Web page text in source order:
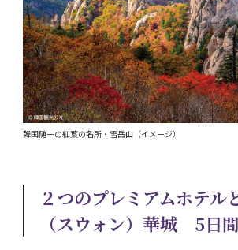
韓国随一の紅葉の名所・雪岳山（イメージ）
２つのプレミアムホテル
（スウォン）華城 5日間